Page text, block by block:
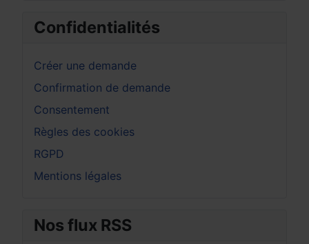
Confidentialités
Créer une demande
Confirmation de demande
Consentement
Règles des cookies
RGPD
Mentions légales
Nos flux RSS